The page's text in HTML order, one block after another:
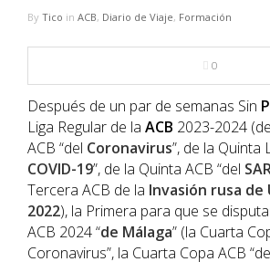
RIO 2016
By Tico in ACB, Diario de Viaje, Formación
0
Después de un par de semanas Sin
Liga Regular de la ACB 2023-2024
ACB “del Coronavirus”, de la Quinta
COVID-19”, de la Quinta ACB “del
Tercera ACB de la Invasión rusa de
2022), la Primera para que se
ACB 2024 “de Málaga” (la Cuarta
Coronavirus”, la Cuarta Copa ACB